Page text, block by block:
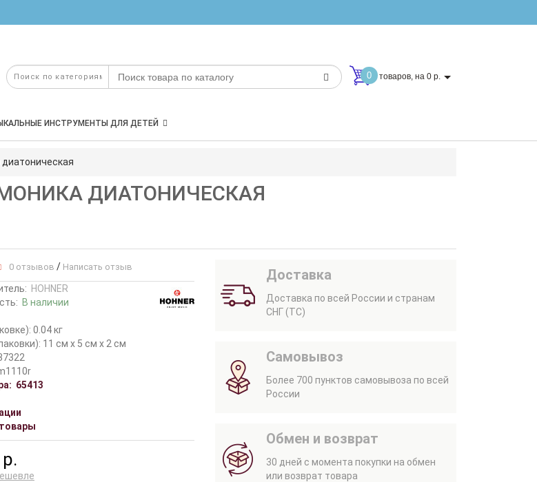
0 товаров, на 0 р.
ИНСТРУМЕНТЫ ДЛЯ ДЕТЕЙ
диатоническая
ДИАТОНИЧЕСКАЯ
0 отзывов / Написать отзыв
HOHNER
В наличии
0.04 кг
11 см x 5 см x 2 см
65413
Доставка
Доставка по всей России и странам
СНГ (ТС)
Самовывоз
Более 700 пунктов самовывоза по всей
России
Обмен и возврат
30 дней с момента покупки на обмен
или возврат товара